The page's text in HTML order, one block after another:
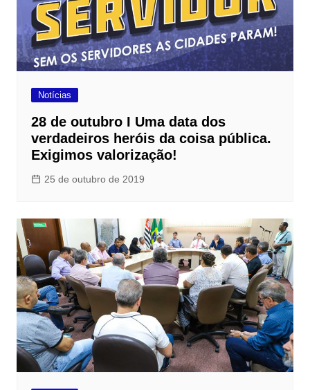
Notícias
28 de outubro I Uma data dos
verdadeiros heróis da coisa pública.
Exigimos valorização!
25 de outubro de 2019